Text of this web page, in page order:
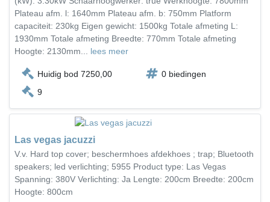
Plateau afm. l: 1640mm Plateau afm. b: 750mm Platform
capaciteit: 230kg Eigen gewicht: 1500kg Totale afmeting L:
1930mm Totale afmeting Breedte: 770mm Totale afmeting
Hoogte: 2130mm... lees meer
Huidig bod 7250,00
0 biedingen
9
Las vegas jacuzzi
V.v. Hard top cover; beschermhoes afdekhoes ; trap; Bluetooth
speakers; led verlichting; 5955 Product type: Las Vegas
Spanning: 380V Verlichting: Ja Lengte: 200cm Breedte: 200cm
Hoogte: 800cm